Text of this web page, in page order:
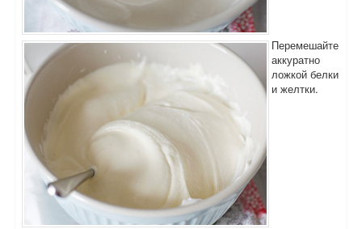
Перемешайте
аккуратно
ложкой белки
и желтки.